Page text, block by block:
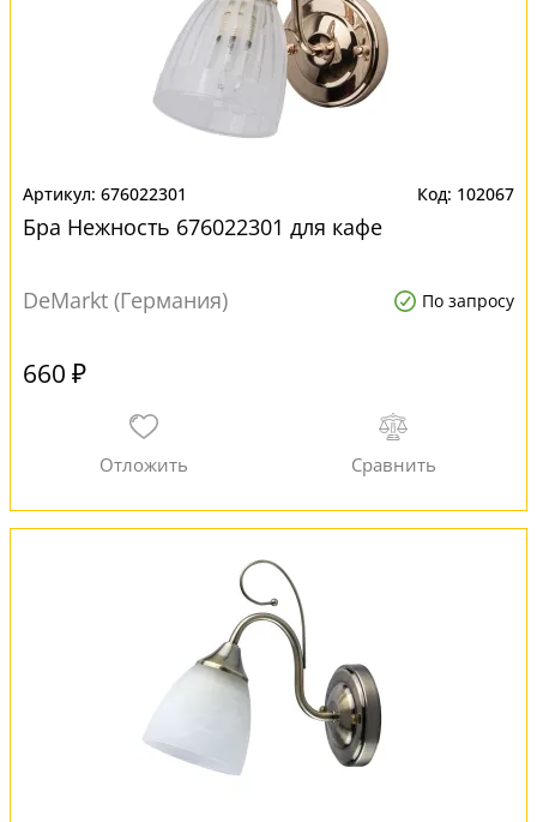
676022301 102067
Бра Нежность 676022301 для кафе
DeMarkt (Германия) По запросу
660 ₽